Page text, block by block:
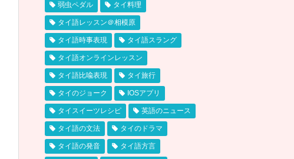
弱虫ペダル タイ料理
タイ語レッスン＠相模原
タイ語時事表現 タイ語スラング
タイ語オンラインレッスン
タイ語比喩表現 タイ旅行
タイのジョーク IOSアプリ
タイスイーツレシピ 英語のニュース
タイ語の文法 タイのドラマ
タイ語の発音 タイ語方言